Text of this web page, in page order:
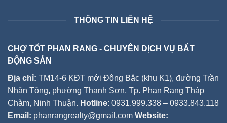
THÔNG TIN LIÊN HỆ
CHỢ TỐT PHAN RANG - CHUYÊN DỊCH VỤ BẤT
ĐỘNG SẢN
Địa chỉ: TM14-6 KĐT mới Đông Bắc (khu K1), đường Trần
Nhân Tông, phường Thanh Sơn, Tp. Phan Rang Tháp
Chàm, Ninh Thuận. Hotline: 0931.999.338 – 0933.843.118
Email: phanrangrealty@gmail.com Website: